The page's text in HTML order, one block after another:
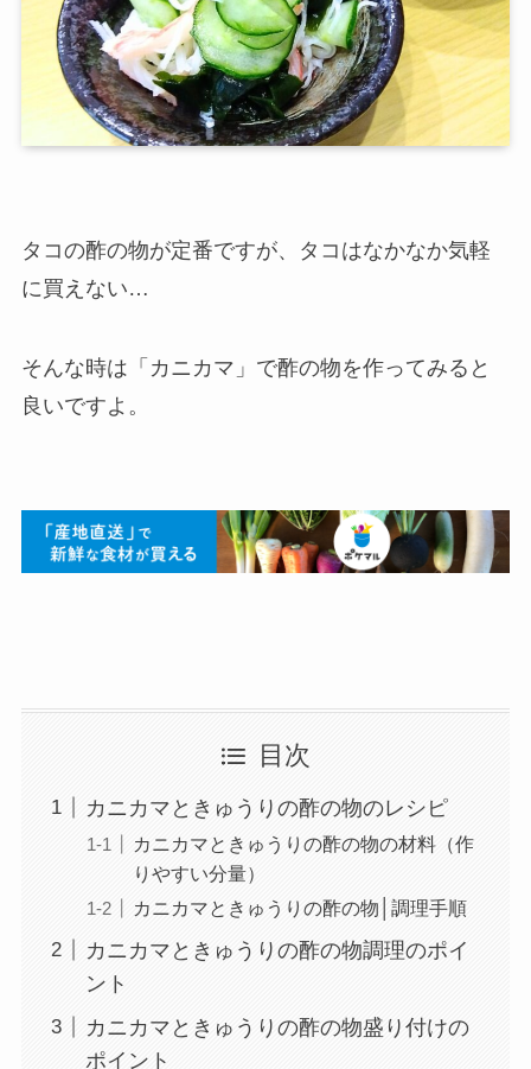
タコの酢の物が定番ですが、タコはなかなか気軽
に買えない…
そんな時は「カニカマ」で酢の物を作ってみると
良いですよ。
目次
カニカマときゅうりの酢の物のレシピ
カニカマときゅうりの酢の物の材料（作
りやすい分量）
カニカマときゅうりの酢の物│調理手順
カニカマときゅうりの酢の物調理のポイ
ント
カニカマときゅうりの酢の物盛り付けの
ポイント